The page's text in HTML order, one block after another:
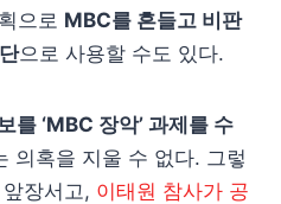
으로 MBC를 흔들고 비판
으로 사용할 수도 있다.
를 ‘MBC 장악’ 과제를 수
의혹을 지울 수 없다. 그렇
장서고, 이태원 참사가 공